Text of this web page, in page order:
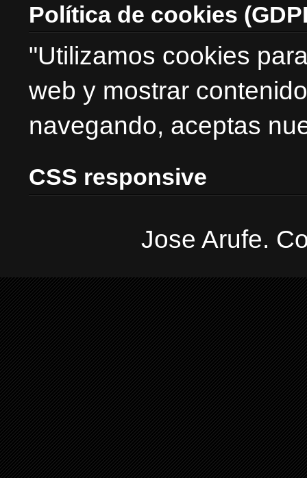
Política de cookies
"Utilizamos cookies
web y mostrar
navegando, aceptas
CSS responsive
Jose Arufe.